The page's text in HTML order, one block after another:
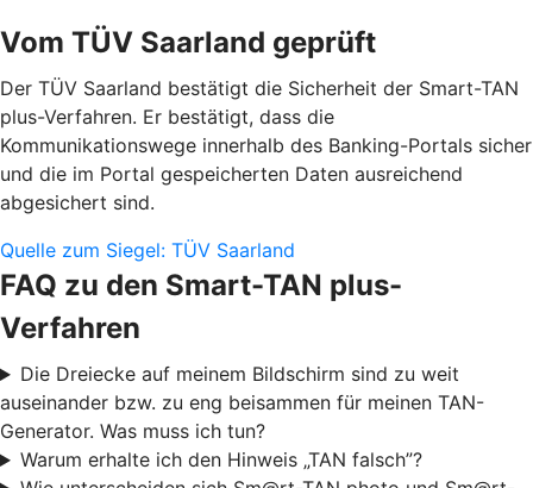
Vom TÜV Saarland geprüft
Der TÜV Saarland bestätigt die Sicherheit der Smart-TAN
plus-Verfahren. Er bestätigt, dass die
Kommunikationswege innerhalb des Banking-Portals sicher
und die im Portal gespeicherten Daten ausreichend
abgesichert sind.
Quelle zum Siegel: TÜV Saarland
FAQ zu den Smart-TAN plus-
Verfahren
Die Dreiecke auf meinem Bildschirm sind zu weit
auseinander bzw. zu eng beisammen für meinen TAN-
Generator. Was muss ich tun?
Warum erhalte ich den Hinweis „TAN falsch”?